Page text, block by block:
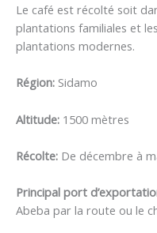
Le café est récolté soit
plantations familiales et
plantations modernes.
Région: Sidamo
Altitude: 1500 mètres
Récolte: De décembre à
Principal port
Abeba par la route ou le